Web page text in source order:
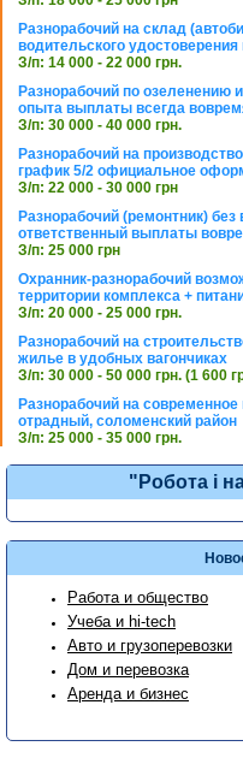
Разнорабочий на склад
водительского удостоверения
З/п: 14 000 - 22 000 грн.
Разнорабочий по озеленению
опыта выплаты всегда
З/п: 30 000 - 40 000 грн.
Разнорабочий на
график 5/2 официальное
З/п: 22 000 - 30 000 грн
Разнорабочий (ремонтник)
ответственный выплаты
З/п: 25 000 грн
Охранник-разнорабочий
территории комплекса +
З/п: 20 000 - 25 000 грн.
Разнорабочий на
жилье в удобных вагончиках
З/п: 30 000 - 50 000 грн. (1 600
Разнорабочий на
отрадный, соломенский район
З/п: 25 000 - 35 000 грн.
"Робота і
Работа и общество
Учеба и hi-tech
Авто и грузоперевозки
Дом и перевозка
Аренда и бизнес